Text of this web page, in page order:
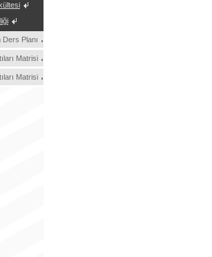
Ders Planı
Matrisi
Matrisi